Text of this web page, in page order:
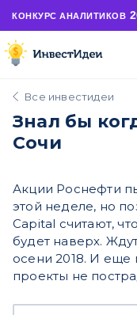
КОНКУРС АНАЛИТИКОВ
Все инвестидеи
Знал бы
Сочи
Акции Роснефти
этой неделе, но
Capital считают,
будет наверх.
осени 2018. И еще
проекты не